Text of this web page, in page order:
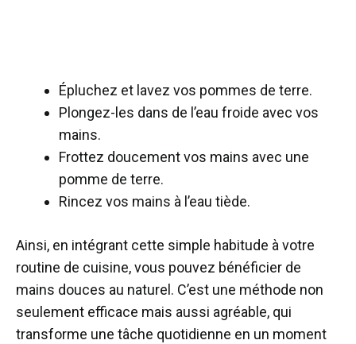
Épluchez et lavez vos pommes de terre.
Plongez-les dans de l’eau froide avec vos
mains.
Frottez doucement vos mains avec une
pomme de terre.
Rincez vos mains à l’eau tiède.
Ainsi, en intégrant cette simple habitude à votre
routine de cuisine, vous pouvez bénéficier de
mains douces au naturel. C’est une méthode non
seulement efficace mais aussi agréable, qui
transforme une tâche quotidienne en un moment